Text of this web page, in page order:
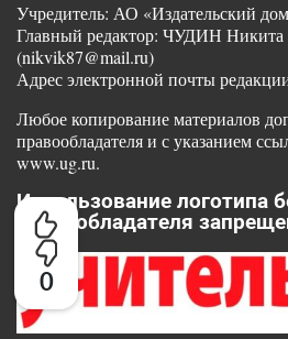
0
Учредитель: АО «Издательский дом
Главный редактор: ЧУДИН Никита
(nikvik87@mail.ru)
Адрес электронной почты
Любое копирование материалов
правообладателя и с указанием
www.ug.ru.
Использование логотипа
правообладателя